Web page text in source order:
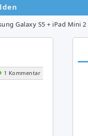
Galaxy S5 + iPad Mini 2 für
1 Kommentar